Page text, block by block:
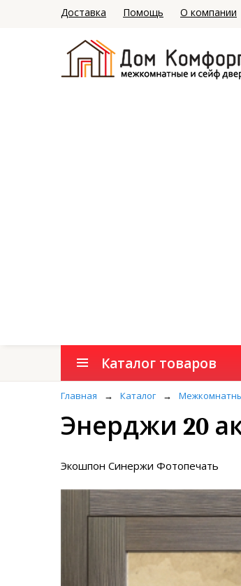
Доставка Помощь О компании
Каталог товаров
Главная → Каталог →
Энерджи 20
Экошпон Синержи Фотопечать